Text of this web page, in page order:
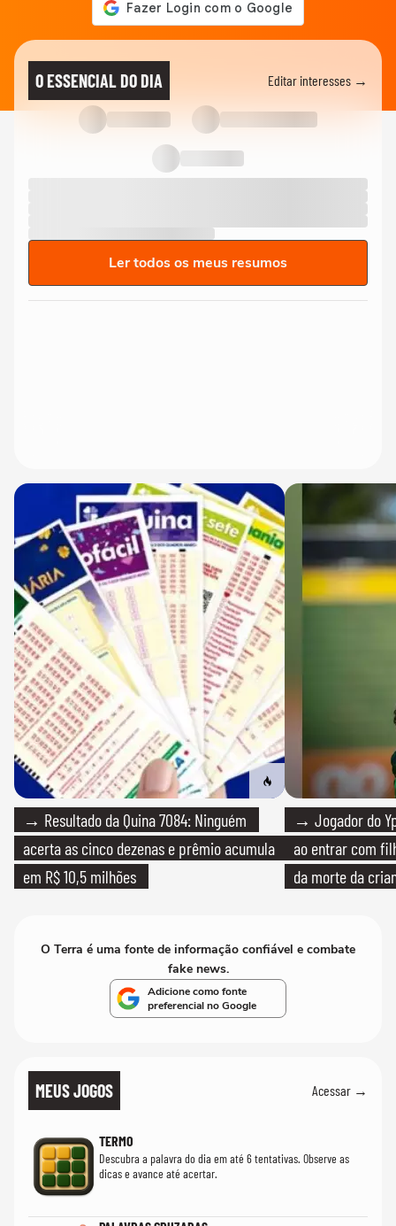
O ESSENCIAL DO DIA Editar interesses →
Ler todos os meus resumos
→ Resultado da Quina 7084: Ninguém
acerta as cinco dezenas e prêmio acumula
em R$ 10,5 milhões
→ Jogador do
ao entrar com
da morte da
O Terra é uma fonte de informação confiável e combate
fake news.
Adicione como fonte
preferencial no Google
MEUS JOGOS Acessar →
TERMO
Descubra a palavra do dia em até 6 tentativas. Observe as
dicas e avance até acertar.